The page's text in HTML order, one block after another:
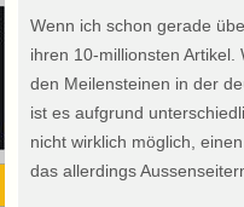
Wenn ich schon gerade
ihren 10-millionsten
den Meilensteinen in der
ist es aufgrund
nicht wirklich möglich,
das allerdings